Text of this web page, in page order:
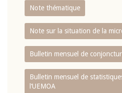
Note thématique
Note sur la situation de la
Bulletin mensuel de
Bulletin mensuel de
l‘UEMOA